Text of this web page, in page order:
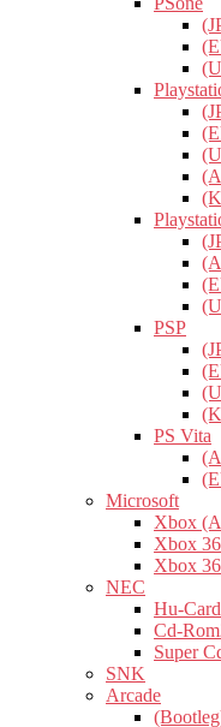
PSP
PS Vita
Microsoft
Xbox
Xbox
Xbox
NEC
Hu-
Cd-
Super
SNK
Arcade